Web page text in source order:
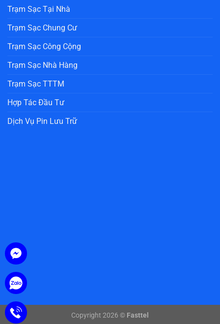
Trạm Sạc Tại Nhà
Trạm Sạc Chung Cư
Trạm Sạc Công Cộng
Trạm Sạc Nhà Hàng
Trạm Sạc TTTM
Hợp Tác Đầu Tư
Dịch Vụ Pin Lưu Trữ
Copyright 2026 © Fasttel